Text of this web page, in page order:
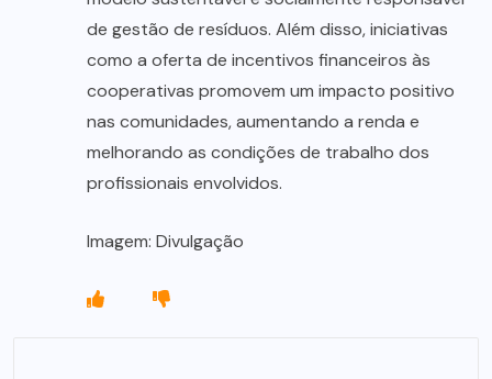
de gestão de resíduos. Além disso, iniciativas
como a oferta de incentivos financeiros às
cooperativas promovem um impacto positivo
nas comunidades, aumentando a renda e
melhorando as condições de trabalho dos
profissionais envolvidos.
Imagem: Divulgação